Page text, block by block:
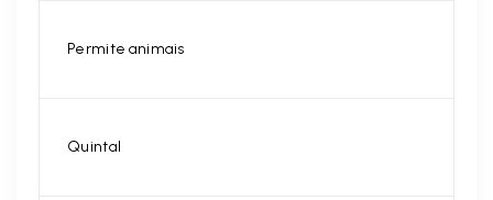
Permite animais
Quintal